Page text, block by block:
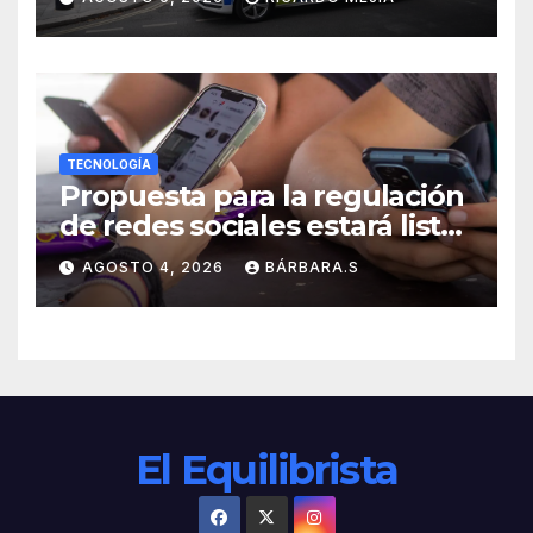
hogar»
TECNOLOGÍA
Propuesta para la regulación
de redes sociales estará lista
a finales de agosto:
Sheinbaum
AGOSTO 4, 2026 BÁRBARA.S
El Equilibrista